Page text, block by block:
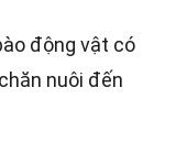
động vật có
nuôi đến